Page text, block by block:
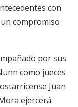
con
compromiso
por sus
como jueces
Juan
ejercerá